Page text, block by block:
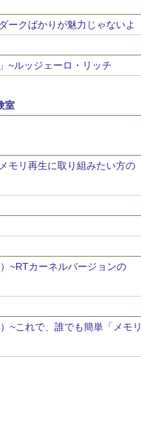
ークばかりが魅力じゃないよ
~ルッジェーロ・リッチ
室
モリ再生に取り組みたい方の
~RTカーネルバージョンの
~これで、誰でも簡単「メモリ